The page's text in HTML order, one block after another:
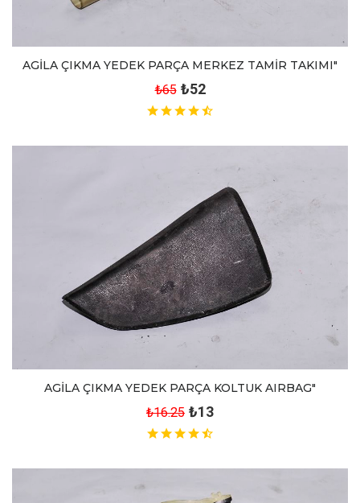
AGİLA ÇIKMA YEDEK PARÇA MERKEZ TAMİR TAKIMI"
₺65 ₺52
AGİLA ÇIKMA YEDEK PARÇA KOLTUK AIRBAG"
₺16.25 ₺13